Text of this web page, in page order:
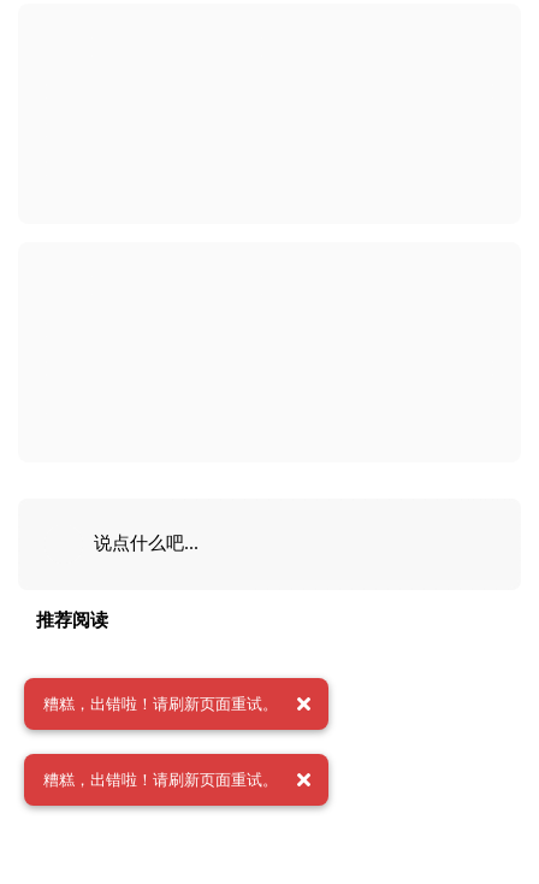
说点什么吧...
推荐阅读
糟糕，出错啦！请刷新页面重试。
糟糕，出错啦！请刷新页面重试。